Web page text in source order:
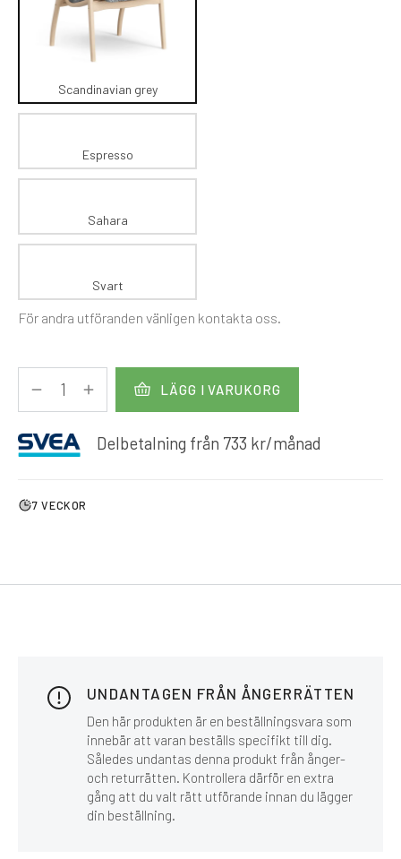
Scandinavian grey
Espresso
Sahara
Svart
För andra utföranden vänligen kontakta oss.
LÄGG I VARUKORG
Delbetalning från 733 kr/månad
7 VECKOR
UNDANTAGEN FRÅN ÅNGERRÄTTEN
Den här produkten är en beställningsvara som
innebär att varan beställs specifikt till dig.
Således undantas denna produkt från ånger-
och returrätten. Kontrollera därför en extra
gång att du valt rätt utförande innan du lägger
din beställning.